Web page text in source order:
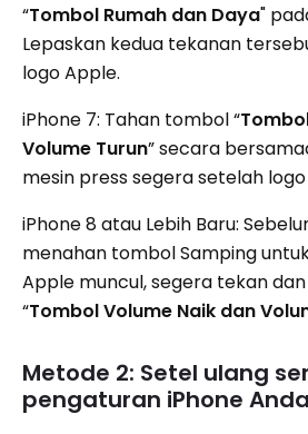
“Tombol Rumah dan Daya"
Lepaskan kedua tekanan
logo Apple.
iPhone 7: Tahan tombol “
Volume Turun” secara
mesin press segera setelah
iPhone 8 atau Lebih Baru:
menahan tombol Samping
Apple muncul, segera tekan
“Tombol Volume Naik dan
Metode 2: Setel ulang
pengaturan iPhone Anda